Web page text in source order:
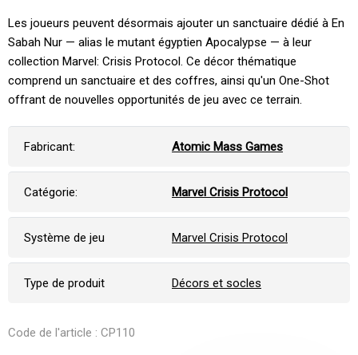
Les joueurs peuvent désormais ajouter un sanctuaire dédié à En
Sabah Nur — alias le mutant égyptien Apocalypse — à leur
collection Marvel: Crisis Protocol. Ce décor thématique
comprend un sanctuaire et des coffres, ainsi qu'un One-Shot
offrant de nouvelles opportunités de jeu avec ce terrain.
Fabricant: Atomic Mass Games
Catégorie: Marvel Crisis Protocol
Système de jeu Marvel Crisis Protocol
Type de produit Décors et socles
Code de l'article : CP110